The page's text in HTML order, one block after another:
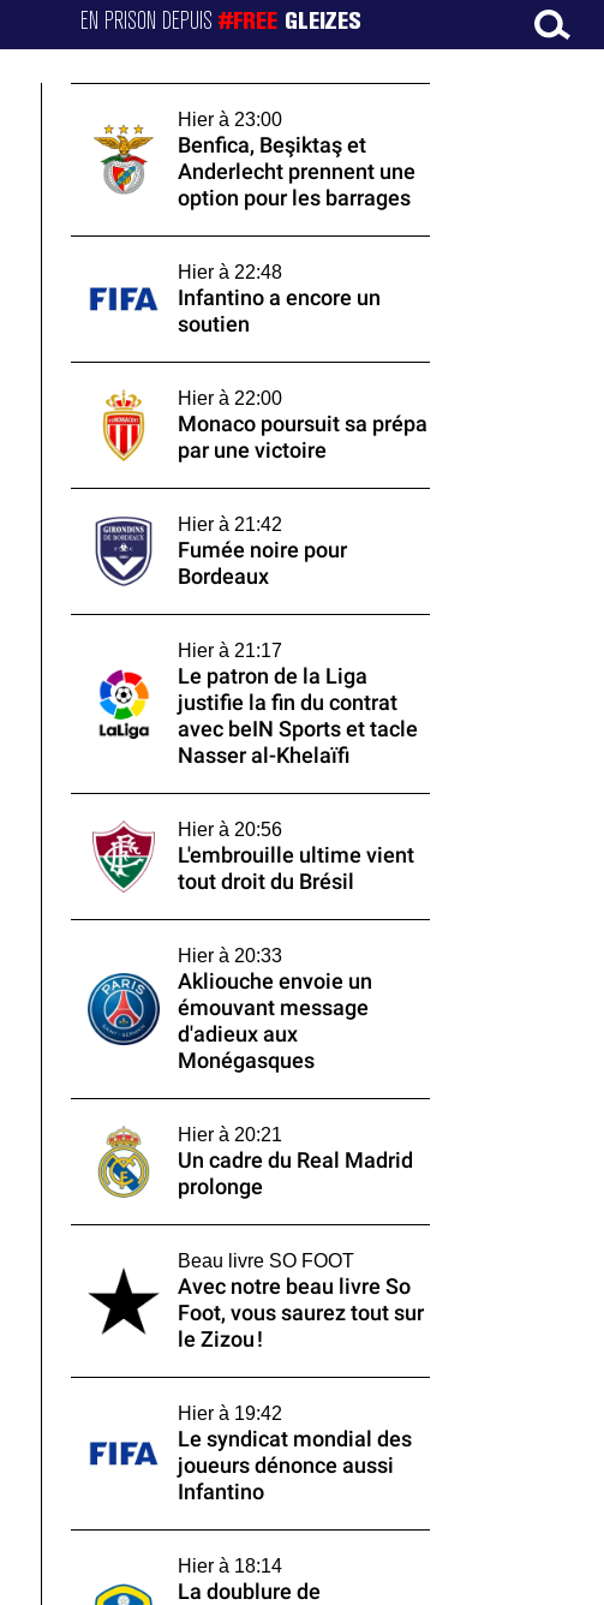
EN PRISON DEPUIS#FREE GLEIZES
Hier à 23:00
Benfica, Beşiktaş et
Anderlecht prennent une
option pour les barrages
Hier à 22:48
Infantino a encore un
soutien
Hier à 22:00
Monaco poursuit sa prépa
par une victoire
Hier à 21:42
Fumée noire pour
Bordeaux
Hier à 21:17
Le patron de la Liga
justifie la fin du contrat
avec beIN Sports et tacle
Nasser al-Khelaïfi
Hier à 20:56
L'embrouille ultime vient
tout droit du Brésil
Hier à 20:33
Akliouche envoie un
émouvant message
d'adieux aux
Monégasques
Hier à 20:21
Un cadre du Real Madrid
prolonge
Beau livre SO FOOT
Avec notre beau livre So
Foot, vous saurez tout sur
le Zizou !
Hier à 19:42
Le syndicat mondial des
joueurs dénonce aussi
Infantino
Hier à 18:14
La doublure de